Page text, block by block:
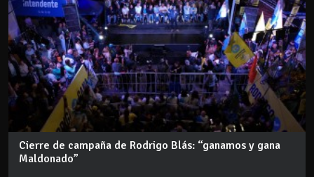
Cierre de campaña de Rodrigo Blás: “ganamos y gana
Maldonado”